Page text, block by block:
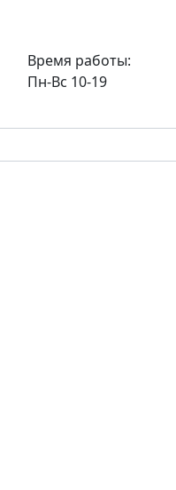
Время работы:
Пн-Вс 10-19